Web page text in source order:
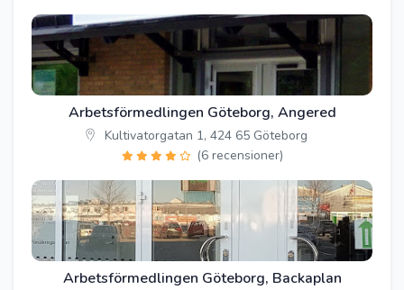
Arbetsförmedlingen Göteborg, Angered
Kultivatorgatan 1, 424 65 Göteborg
(6 recensioner)
Arbetsförmedlingen Göteborg, Backaplan